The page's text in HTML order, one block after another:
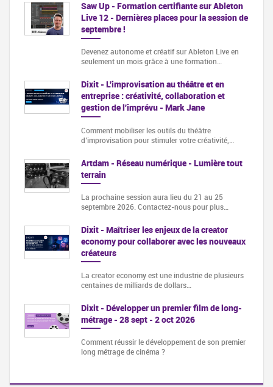
Saw Up - Formation certifiante sur Ableton
Live 12 - Dernières places pour la session de
septembre !
Devenez autonome et créatif sur Ableton Live en
seulement un mois grâce à une formation…
Dixit - L'improvisation au théâtre et en
entreprise : créativité, collaboration et
gestion de l'imprévu - Mark Jane
Comment mobiliser les outils du théâtre
d’improvisation pour stimuler votre créativité,…
Artdam - Réseau numérique - Lumière tout
terrain
La prochaine session aura lieu du 21 au 25
septembre 2026. Contactez-nous pour plus…
Dixit - Maîtriser les enjeux de la creator
economy pour collaborer avec les nouveaux
créateurs
La creator economy est une industrie de plusieurs
centaines de milliards de dollars…
Dixit - Développer un premier film de long-
métrage - 28 sept - 2 oct 2026
Comment réussir le développement de son premier
long métrage de cinéma ?